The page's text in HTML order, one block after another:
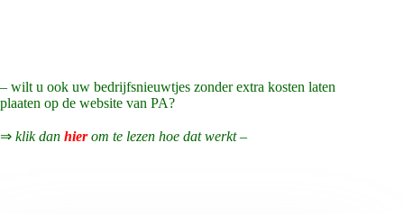
– wilt u ook uw bedrijfsnieuwtjes zonder extra kosten laten
plaaten op de website van PA?
⇒ klik dan hier om te lezen hoe dat werkt –